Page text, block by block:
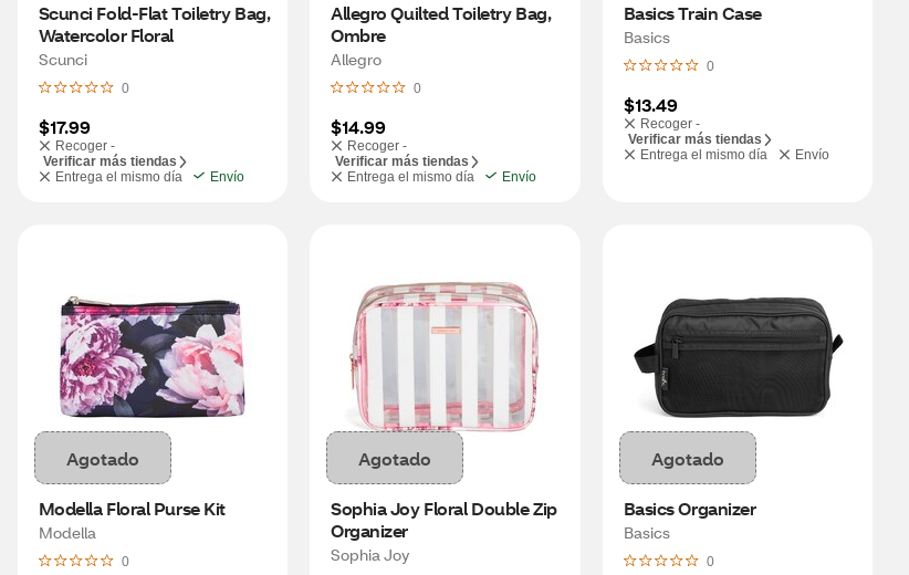
Scunci Fold-Flat Toiletry Bag,
Watercolor Floral
Scunci
0
$17.99
Recoger -
Verificar más tiendas
Entrega el mismo día
Envío
Allegro Quilted Toiletry Bag,
Ombre
Allegro
0
$14.99
Recoger -
Verificar más tiendas
Entrega el mismo día
Envío
Basics Train Case
Basics
0
$13.49
Recoger -
Verificar más tiendas
Entrega el mismo día
Envío
Agotado
Modella Floral Purse Kit
Modella
0
Agotado
Sophia Joy Floral Double Zip
Organizer
Sophia Joy
Agotado
Basics Organizer
Basics
0